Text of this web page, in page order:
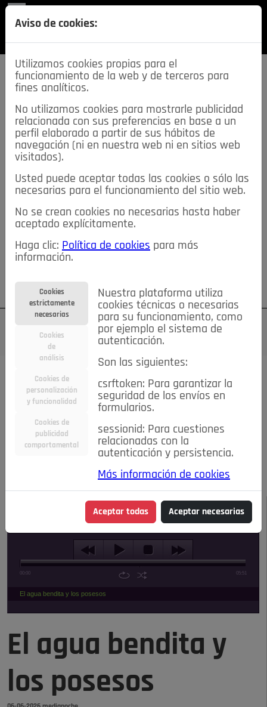
SECCIONES
descarga esta
REVISTA
≡NOTICIAS
NOTICIAS SERVICIOS DE INTERÉS
TABLÓN DE ANUNCIOS MIS ANUNCIOS CONTACTO
NOSOTROS
Su cuenta Regístrese ¿Olvidó su contraseña?
Todas las noticias..
#TePrestoMisOjos Caridad
Ciencia&Tecnología
Economía
Entretenimiento
Estilo de Vida
Internacional
Madrid Opinión IN
Pozuelo de Alarcón
Salud 🔴 En Directo
NOTICIAS
Escucha el audio de esta noticia:
00:00 05:51
El agua bendita y los posesos
El agua bendita y
los posesos
Aviso de cookies:
Utilizamos cookies propias para el
funcionamiento de la web y de terceros para
fines analíticos.
No utilizamos cookies para mostrarle publicidad
relacionada con sus preferencias en base a un
perfil elaborado a partir de sus hábitos de
navegación (ni en nuestra web ni en sitios web
visitados).
Usted puede aceptar todas las cookies o sólo las
necesarias para el funcionamiento del sitio web.
No se crean cookies no necesarias hasta haber
aceptado explícitamente.
Haga clic: Política de cookies para más
información.
Cookies
estrictamente
necesarias
Cookies
de
análisis
Cookies de
personalización
y funcionalidad
Cookies de
publicidad
comportamental
Nuestra plataforma utiliza
cookies técnicas o necesarias
para su funcionamiento, como
por ejemplo el sistema de
autenticación.
Son las siguientes:
csrftoken: Para garantizar la
seguridad de los envíos en
formularios.
sessionid: Para cuestiones
relacionadas con la
autenticación y persistencia.
Más información de cookies
Aceptar todas Aceptar necesarias